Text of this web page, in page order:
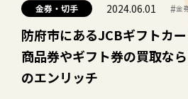
金券・切手 2024.06.01 #金
防府市にあるJCBギフトカ
商品券やギフト券の買取な
のエンリッチ